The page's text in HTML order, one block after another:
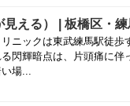
ニックは東武練馬駅徒歩
閃輝暗点は、片頭痛に伴
場...